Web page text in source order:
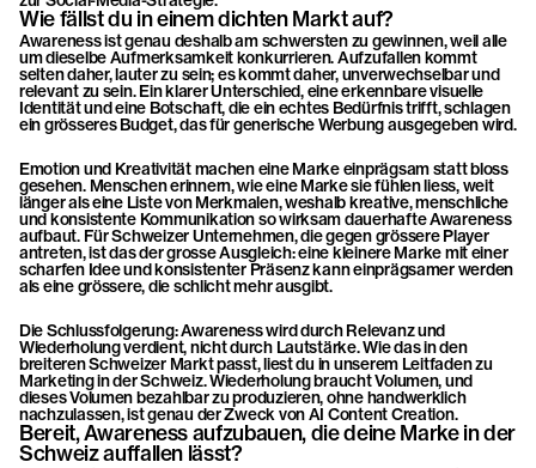
Wie fällst du in einem dichten Markt auf?
Awareness ist genau deshalb am schwersten zu gewinnen, weil alle
um dieselbe Aufmerksamkeit konkurrieren. Aufzufallen kommt
selten daher, lauter zu sein; es kommt daher, unverwechselbar und
relevant zu sein. Ein klarer Unterschied, eine erkennbare visuelle
Identität und eine Botschaft, die ein echtes Bedürfnis trifft, schlagen
ein grösseres Budget, das für generische Werbung ausgegeben wird.
Emotion und Kreativität machen eine Marke einprägsam statt bloss
gesehen. Menschen erinnern, wie eine Marke sie fühlen liess, weit
länger als eine Liste von Merkmalen, weshalb kreative, menschliche
und konsistente Kommunikation so wirksam dauerhafte Awareness
aufbaut. Für Schweizer Unternehmen, die gegen grössere Player
antreten, ist das der grosse Ausgleich: eine kleinere Marke mit einer
scharfen Idee und konsistenter Präsenz kann einprägsamer werden
als eine grössere, die schlicht mehr ausgibt.
Die Schlussfolgerung: Awareness wird durch Relevanz und
Wiederholung verdient, nicht durch Lautstärke. Wie das in den
Marketing in der Schweiz. Wiederholung braucht Volumen, und
dieses Volumen bezahlbar zu produzieren, ohne handwerklich
nachzulassen, ist genau der Zweck von AI Content Creation.
Bereit, Awareness aufzubauen, die deine Marke in der
Schweiz auffallen lässt?